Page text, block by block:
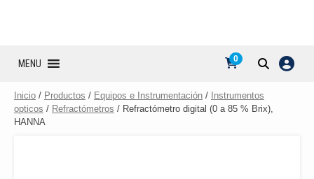
MENU 0
Inicio / Productos / Equipos e Instrumentación / Instrumentos
opticos / Refractómetros / Refractómetro digital (0 a 85 % Brix),
HANNA